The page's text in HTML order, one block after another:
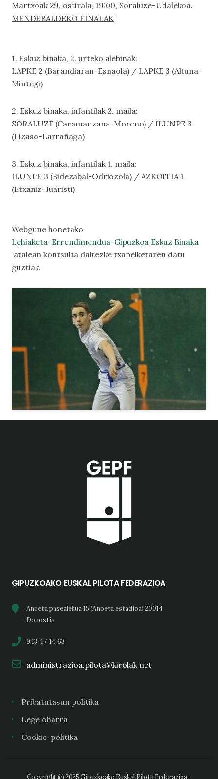
Martxoak 29, ostirala, 19:00, Soraluze-Udalekoa.
MENDEBALDEKO FINALAK
1. Eskuz binaka, 2. urteko alebinak:
LAPKE 2 (Barandiaran-Esnaola) / LAPKE 3 (Altuna-
Mintegi)
2. Eskuz binaka, infantilak 2. maila:
SORALUZE (Caramanzana-Moreno) / ILUNPE 3
(Lizaso-Larrañaga)
3. Eskuz binaka, infantilak 1. maila:
ILUNPE 3 (Bidezabal-Odriozola) / AZKOITIA 1
(Etxaniz-Juaristi)
Webgune honetako
Lehiaketa-Errendimendua-Gipuzkoa Eskuz Binaka
atalean kontsulta daitezke txapelketaren datu
guztiak.
GIPUZKOAKO EUSKAL PILOTA FEDERAZIOA
Anoeta pasealekua 15 (Anoeta estadioa) 20014
Donostia
943 47 14 63
administrazioa.pilota@kirolak.net
Pribatutasun politika
Lege oharra
Cookie-politika
Copyright (c) 2025 Gipuzkoako Euskal Pilota Federazioa -